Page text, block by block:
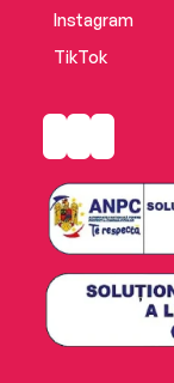
Instagram
TikTok